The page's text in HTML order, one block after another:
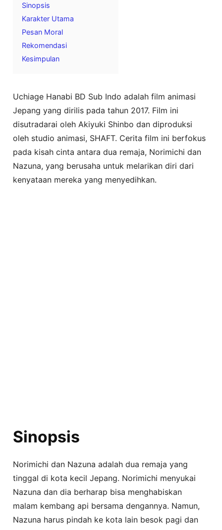
Sinopsis
Karakter Utama
Pesan Moral
Rekomendasi
Kesimpulan
Uchiage Hanabi BD Sub Indo adalah film animasi
Jepang yang dirilis pada tahun 2017. Film ini
disutradarai oleh Akiyuki Shinbo dan diproduksi
oleh studio animasi, SHAFT. Cerita film ini berfokus
pada kisah cinta antara dua remaja, Norimichi dan
Nazuna, yang berusaha untuk melarikan diri dari
kenyataan mereka yang menyedihkan.
Sinopsis
Norimichi dan Nazuna adalah dua remaja yang
tinggal di kota kecil Jepang. Norimichi menyukai
Nazuna dan dia berharap bisa menghabiskan
malam kembang api bersama dengannya. Namun,
Nazuna harus pindah ke kota lain besok pagi dan